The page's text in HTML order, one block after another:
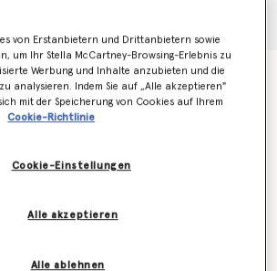
Wähle die Größe aus (Italian)
von Erstanbietern und Drittanbietern sowie
um Ihr Stella McCartney-Browsing-Erlebnis zu
Werbung und Inhalte anzubieten und die
analysieren. Indem Sie auf „Alle akzeptieren"
mit der Speicherung von Cookies auf Ihrem
Cookie-Richtlinie
Cookie-Einstellungen
Alle ablehnen
Alle akzeptieren